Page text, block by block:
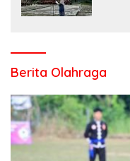
Berita Olahraga